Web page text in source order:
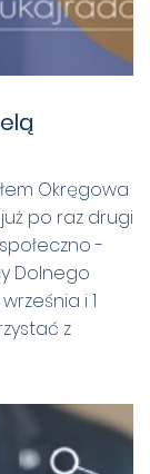
Okręgowa
po raz drugi
-
Dolnego
i 1
z